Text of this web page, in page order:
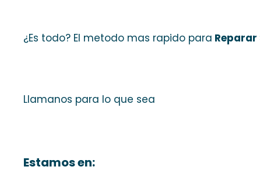
¿Es todo? El metodo mas rapido para Reparar
Llamanos para lo que sea
Estamos en: